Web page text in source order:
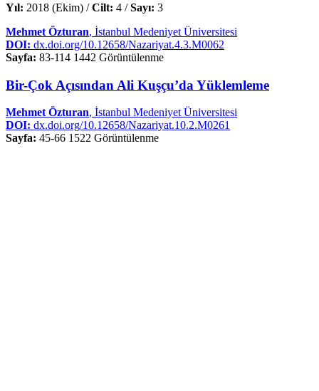
Yıl: 2018 (Ekim) /Cilt: 4 /Sayı: 3
Mehmet Özturan, İstanbul Medeniyet Üniversitesi
DOI: dx.doi.org/10.12658/Nazariyat.4.3.M0062
Sayfa: 83-114 1442 Görüntülenme
Bir-Çok Açısından Ali Kuşçu’da Yüklemleme
Mehmet Özturan, İstanbul Medeniyet Üniversitesi
DOI: dx.doi.org/10.12658/Nazariyat.10.2.M0261
Sayfa: 45-66 1522 Görüntülenme